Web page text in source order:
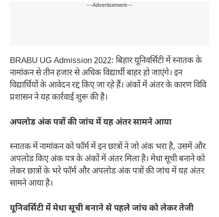
---Advertisement---
BRABU UG Admission 2022: बिहार यूनिवर्सिटी में स्नातक के
नामांकन से तीन हजार से अधिक विद्यार्थी बाहर हो जाएंगे। इन
विद्यार्थियों के आवेदन रद्द किए जा रहे हैं। अंकों में अंतर के कारण विवि
प्रशासन ने यह कार्रवाई शुरू की है।
अपलोड अंक पत्रों की जांच में यह अंतर सामने आया
स्नातक में नामांकन को फॉर्म में इन छात्रों ने जो अंक भरा है, उसमें और
अपलोड किए अंक पत्र के अंकों में अंतर मिला है। मेधा सूची बनाने को
लेकर छात्रों के भरे फॉर्म और अपलोड अंक पत्रों की जांच में यह अंतर
सामने आया है।
यूनिवर्सिटी में मेधा सूची बनाने से पहले जांच को लेकर तेजी